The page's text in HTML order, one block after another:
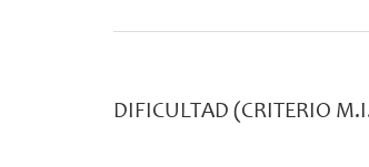
DIFICULTAD (CRITERIO